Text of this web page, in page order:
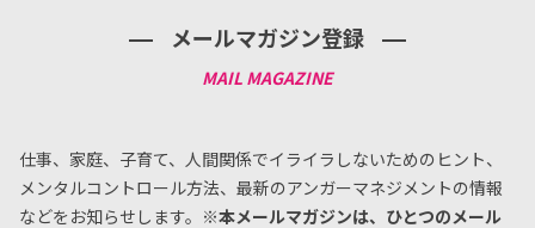
メールマガジン登録
仕事、家庭、子育て、人間関係でイライラしないためのヒント、
メンタルコントロール方法、 最新のアンガーマネジメントの情報
などをお知らせします。 ※本メールマガジンは、ひとつのメール